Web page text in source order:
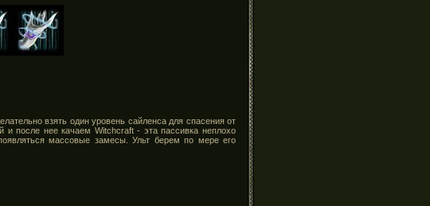
взять один уровень сайленса для спасения от
и после нее качаем Witchcraft - эта пассивка неплохо
массовые замесы. Ульт берем по мере его